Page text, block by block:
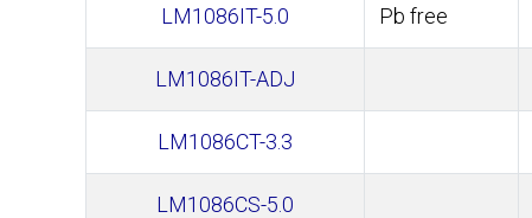
LM1086IT-5.0 Pb free
LM1086IT-ADJ
LM1086CT-3.3
LM1086CS-5.0